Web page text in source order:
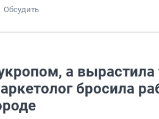
Обсудить
а
бросила